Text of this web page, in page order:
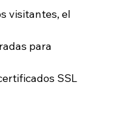
visitantes, el
para
SSL